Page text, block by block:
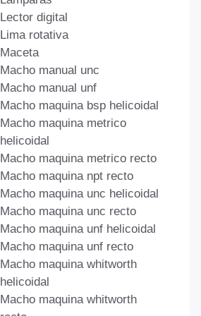
Lector digital
Lima rotativa
Maceta
Macho manual unc
Macho manual unf
Macho maquina bsp helicoidal
Macho maquina metrico
helicoidal
Macho maquina metrico recto
Macho maquina npt recto
Macho maquina unc helicoidal
Macho maquina unc recto
Macho maquina unf helicoidal
Macho maquina unf recto
Macho maquina whitworth
helicoidal
Macho maquina whitworth